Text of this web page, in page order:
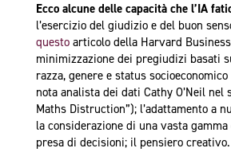
Ecco alcune delle capacità che l’IA
l’esercizio del giudizio e del buon
questoarticolo della Harvard
minimizzazione dei pregiudizi basati
razza, genere e status
nota analista dei dati Cathy O’Neil nel
Maths Distruction”); l’adattamento a
la considerazione di una vasta
presa di decisioni; il pensiero creativo.